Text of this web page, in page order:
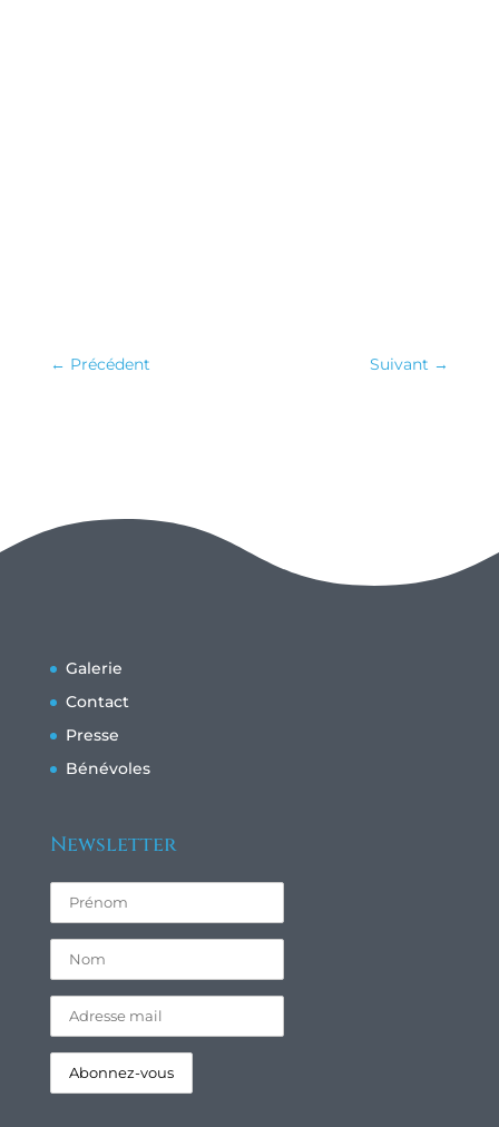
← Précédent Suivant →
Galerie
Contact
Presse
Bénévoles
Newsletter